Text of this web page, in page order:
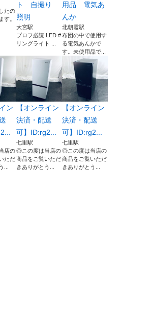
たの
す。
ト 自撮り
照明
大宮駅
プロフ必読 LED #
リングライト ...
用品 電気あ
んか
北朝霞駅
布団の中で使用す
る電気あんかで
す。未使用品で...
ン
店の
ただ
...
【オンライン
決済・配送
可】ID:rg2...
七里駅
◎この度は当店の
商品をご覧いただ
きありがとう...
【オンライン
決済・配送
可】ID:rg2...
七里駅
◎この度は当店の
商品をご覧いただ
きありがとう...